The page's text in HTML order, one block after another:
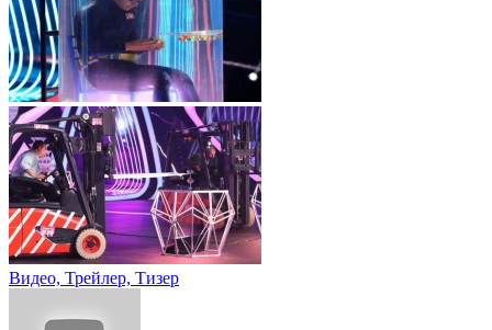
Видео, Трейлер, Тизер